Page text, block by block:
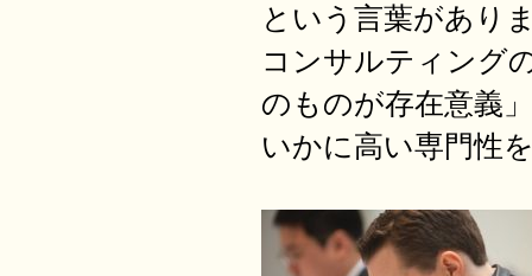
という言葉があり
コンサルティング
のものが存在意義
いかに高い専門性